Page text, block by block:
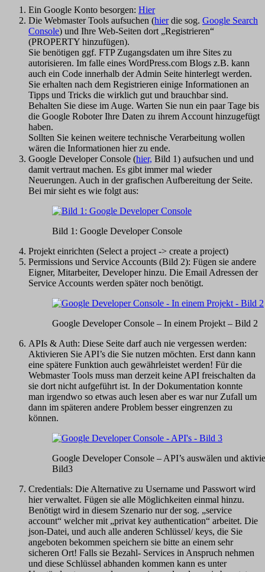
Ein Google Konto besorgen: Hier
Die Webmaster Tools aufsuchen (hierdie sog. Google Search
Console) und Ihre Web-Seiten dort „Registrieren“
(PROPERTY hinzufügen).
Sie benötigen ggf. FTP Zugangsdaten um ihre Sites zu
autorisieren. Im falle eines WordPress.com Blogs z.B. kann
auch ein Code innerhalb der Admin Seite hinterlegt werden.
Sie erhalten nach dem Registrieren einige Informationen an
Tipps und Tricks die wirklich gut und brauchbar sind.
Behalten Sie diese im Auge. Warten Sie nun ein paar Tage bis
die Google Roboter Ihre Daten zu ihrem Account hinzugefügt
haben.
Sollten Sie keinen weitere technische Verarbeitung wollen
wären die Informationen hier zu ende.
Google Developer Console (hier, Bild 1) aufsuchen und und
damit vertraut machen. Es gibt immer mal wieder
Neuerungen. Auch in der grafischen Aufbereitung der Seite.
Bei mir sieht es wie folgt aus:
Bild 1: Google Developer Console
Projekt einrichten (Select a project -> create a project)
Permissions und Service Accounts (Bild 2): Fügen sie andere
Eigner, Mitarbeiter, Developer hinzu. Die Email Adressen der
Service Accounts werden später noch benötigt.
Google Developer Console – In einem Projekt – Bild 2
APIs & Auth: Diese Seite darf auch nie vergessen werden:
Aktivieren Sie API’s die Sie nutzen möchten. Erst dann kann
eine spätere Funktion auch gewährleistet werden! Für die
Webmaster Tools muss man derzeit keine API freischalten da
sie dort nicht aufgeführt ist. In der Dokumentation konnte
man irgendwo so etwas auch lesen aber es war nur Zufall um
dann im späteren andere Problem besser eingrenzen zu
können.
Google Developer Console – API’s auswälen und
Bild3
Credentials: Die Alternative zu Username und Passwort wird
hier verwaltet. Fügen sie alle Möglichkeiten einmal hinzu.
Benötigt wird in diesem Szenario nur der sog. „service
account“ welcher mit „privat key authentication“ arbeitet. Die
json-Datei, und auch alle anderen Schlüssel/ keys, die Sie
angeboten bekommen speichern sie bitte an einem sehr
sicheren Ort! Falls sie Bezahl- Services in Anspruch nehmen
und diese Schlüssel abhanden kommen kann es unter